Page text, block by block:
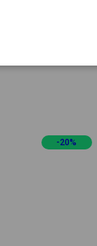
-20%